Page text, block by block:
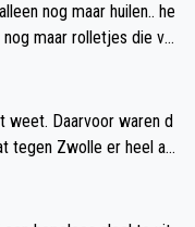
nog maar huilen.. he
maar rolletjes die ve
weet. Daarvoor waren d
tegen Zwolle er heel an
Denk dat als je